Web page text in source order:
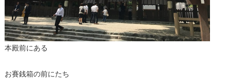
本殿前にある
お賽銭箱の前にたち